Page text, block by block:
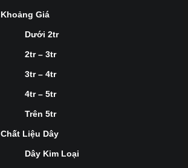
Khoảng Giá
Dưới 2tr
2tr – 3tr
3tr – 4tr
4tr – 5tr
Trên 5tr
Chất Liệu Dây
Dây Kim Loại